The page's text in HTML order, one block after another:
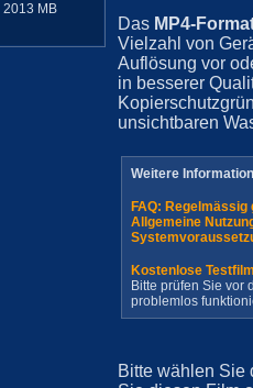
2013 MB
Das MP4-
Vielzahl von
Auflösung vor
in besserer
unsichtbaren
Weitere
FAQ:
Allgemeine
Kostenlose
Bitte prüfen Sie vor
problemlos
Bitte wählen Sie